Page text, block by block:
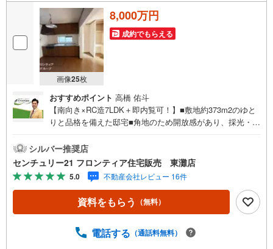
画像25枚
8,000万円
成約でもらえる
おすすめポイント 高橋 佑斗
【南向き×RC造7LDK＋即内覧可！】■敷地約373m2のゆと
りと品格を備えた邸宅■角地のため開放感があり、採光・通
風から車を守れる設計 特徴・部屋数が多く、在宅ワークや
趣味部屋など多目的に活用可能・第一種低層住居専用地域
で、周囲は落ち着いた住環境・重厚感があり、長く住み継
ぎやすい建物 立地・本山第二小学校まで徒歩約20分・本山
中学校まで徒歩約21分 弊社が選ばれる理由 1.お金の扱い方
のプロ、ファイナンシャルプランナーが資金計画をサポー
3.たくさんの銀行と繋がりがあるため、最も低金利になる
シルバー推奨店
センチュリー21 フロンティア住宅販売 東灘店
5.0 不動産会社レビュー 16件
資料をもらう （無料）
電話する （通話料無料）